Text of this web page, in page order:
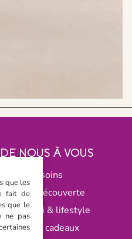
que les
fait de
que le
ne pas
DE NOUS À VOUS
Tous nos soins
Formats découverte
Anti-gaspi & lifestyle
Coffrets & cadeaux